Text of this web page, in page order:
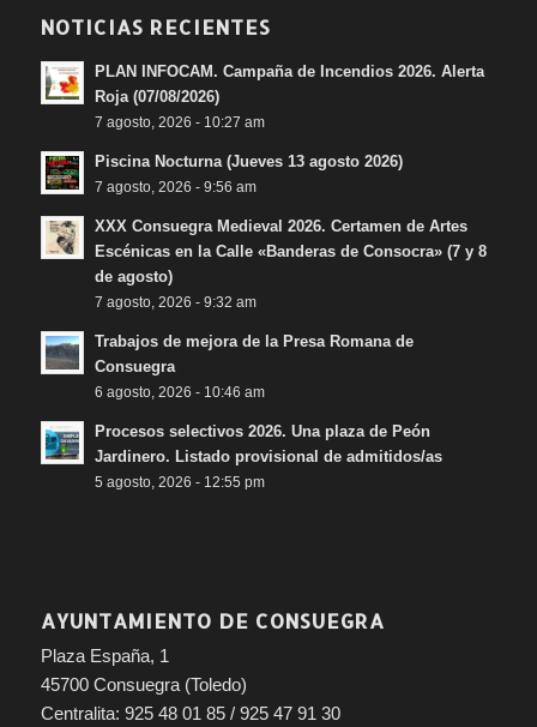
NOTICIAS RECIENTES
PLAN INFOCAM. Campaña de Incendios 2026. Alerta
Roja (07/08/2026)
7 agosto, 2026 - 10:27 am
Piscina Nocturna (Jueves 13 agosto 2026)
7 agosto, 2026 - 9:56 am
XXX Consuegra Medieval 2026. Certamen de Artes
Escénicas en la Calle «Banderas de Consocra» (7 y 8
de agosto)
7 agosto, 2026 - 9:32 am
Trabajos de mejora de la Presa Romana de
Consuegra
6 agosto, 2026 - 10:46 am
Procesos selectivos 2026. Una plaza de Peón
Jardinero. Listado provisional de admitidos/as
5 agosto, 2026 - 12:55 pm
AYUNTAMIENTO DE CONSUEGRA
Plaza España, 1
45700 Consuegra (Toledo)
Centralita: 925 48 01 85 / 925 47 91 30